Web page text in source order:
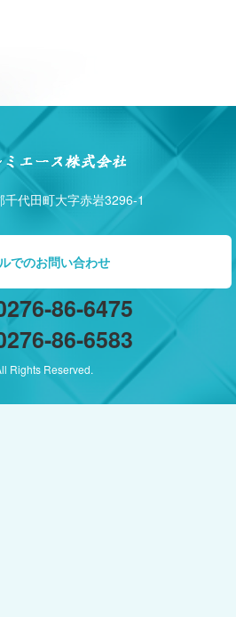
千代田町大字赤岩3296-1
でのお問い合わせ
86-6475
86-6583
Rights Reserved.